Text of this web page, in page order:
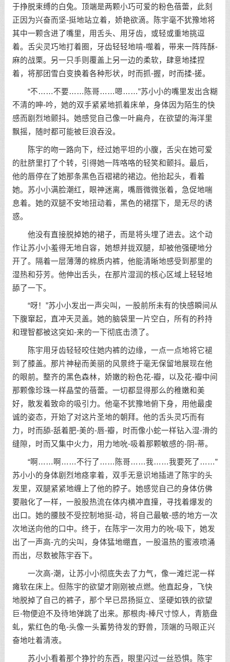
于挣脱束缚的白兔。顶端是两颗小巧可爱的粉色蓓蕾，此刻
正因为兴奋而坚-挺地站立着，娇艳欲滴。陈宇毫不犹豫地将
其中一颗含进了嘴里，用舌头、用牙齿，或轻或重地挑逗
着。舌尖灵巧地打着圈，牙齿轻轻地啃-噬着，带来一阵阵酥-
麻的战栗。另一只手则覆盖上另一边的柔软，肆意地揉捏
着，将那团雪白变换着各种形状，时而抓-握，时而揉-搓。
“不……不要……陈哥……嗯……”苏小小的嘴里发出含糊
不清的呻-吟，她的双手紧紧地抓着床单，身体因为陌生的快
感而剧烈地颤抖。她感觉自己像一叶扁舟，在欲望的海洋里
飘摇，随时都可能被巨浪吞没。
陈宇的吻一路向下，经过她平坦的小腹，舌尖在她可爱
的肚脐里打了个转，引得她一阵咯咯的轻笑和颤抖。最后，
他的唇停在了她那条黑色百褶裙的裙边。他抬起头，看着
她。苏小小满脸潮红，眼神迷离，嘴唇微微张着，急促地喘
息着。她的双腿不安地扭动着，黑色的裙摆下，是无尽的诱
惑。
他没有直接脱掉她的裙子，而是将头埋了进去。这个动
作让苏小小羞得无地自容，她想并拢双腿，却被他强硬地分
开了。隔着一层薄薄的棉质内裤，他能清晰地感受到那里的
湿热和芬芳。他伸出舌头，在那片湿润的核心区域上轻轻地
舔了一下。
“呀！”苏小小发出一声尖叫，一股前所未有的快感瞬间从
下腹窜起，直冲天灵盖。她的脑袋里一片空白，所有的矜持
和理智都被这突如-来的一下彻底击溃了。
陈宇用牙齿轻轻咬住她内裤的边缘，一点一点地将它褪
到了膝盖。那片神秘而美丽的风景终于毫无保留地展现在他
的眼前。整齐的黑色森林，娇嫩的粉色花-瓣，以及花-瓣中间
那颗像珍珠一样晶莹的蓓蕾。一切都显得那么的稚嫩和美
好，散发着致命的吸引力。他毫不犹豫地俯下身，用他最虔
诚的姿态，开始了对这片圣地的朝拜。他的舌头灵巧而有
力，时而舔-舐着肥-美的-唇-瓣，时而像小蛇一样钻入湿-滑的
缝隙，时而又集中火力，用力地吮-吸着那颗敏感的-阴-蒂。
“啊……啊……不行了……陈哥……我……我要死了……”
苏小小的身体剧烈地痉挛着，双手无意识地插进了陈宇的头
发里，双腿紧紧地缠上了他的脖子。她感觉自己的身体仿佛
要融化了一样，一股股热流在体内横冲直撞，寻找着爆发的
出口。她的腰肢不受控制地挺-动，将自己最敏-感的地方一次
次地送向他的口中。终于，在陈宇一次用力的吮-吸下，她发
出了一声高-亢的尖叫，身体猛地绷直，一股温热的蜜液喷涌
而出，尽数被陈宇吞下。
一次高-潮，让苏小小彻底失去了力气，像一滩烂泥一样
瘫软在床上。但陈宇的欲望才刚刚被点燃。他直起身，飞快
地脱掉了自己的裤子，那个早已昂扬挺立、坚硬如铁的欲望
巨-物便迫不及待地弹跳了出来。那根肉-棒尺寸惊人，青筋盘
虬，紫红色的龟-头像一头蓄势待发的野兽，顶端的马眼正兴
奋地吐着清液。
苏小小看着那个狰狞的东西，眼里闪过一丝恐惧。陈宇